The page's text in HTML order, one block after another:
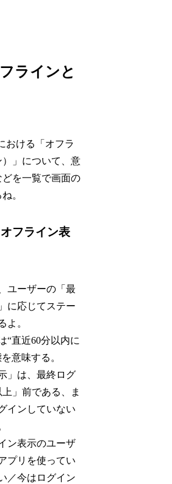
ラインと
おける「オフラ
」について、意
を一覧で画面の
。
フライン表
ユーザーの「最
に応じてステー
よ。
“直近60分以内に
意味する。
」は、最終ログ
」前である、ま
インしていない
ン表示のユーザ
プリを使ってい
／今はログイン